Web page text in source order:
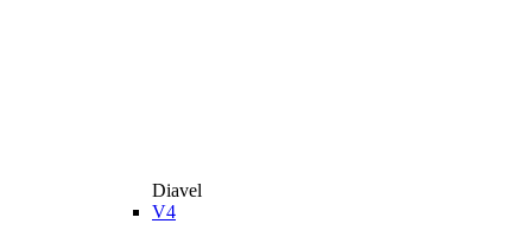
Diavel
V4